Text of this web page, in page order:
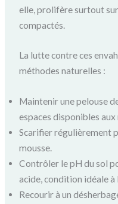
elle, prolifère surtout
compactés.
La lutte contre ces
méthodes naturelles :
Maintenir une pelouse
espaces disponibles
Scarifier régulièrement
mousse.
Contrôler le pH du sol
acide, condition idéale à
Recourir à un